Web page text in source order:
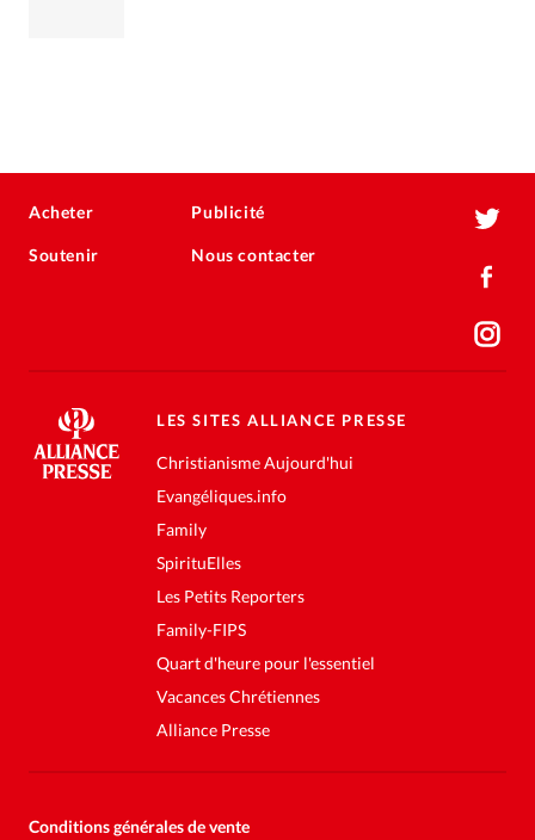
Acheter
Soutenir
Publicité
Nous contacter
LES SITES ALLIANCE PRESSE
Christianisme Aujourd'hui
Evangéliques.info
Family
SpirituElles
Les Petits Reporters
Family-FIPS
Quart d'heure pour l'essentiel
Vacances Chrétiennes
Alliance Presse
Conditions générales de vente